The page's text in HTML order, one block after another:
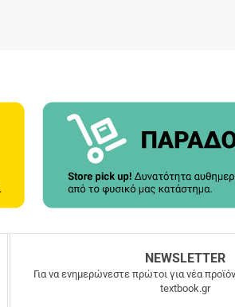
NEWSLETTER
Για να ενημερώνεστε πρώτοι για νέα
textbook.gr